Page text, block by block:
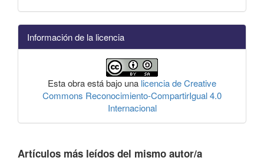
Información de la licencia
Esta obra está bajo una licencia de Creative
Commons Reconocimiento-CompartirIgual 4.0
Internacional
Artículos más leídos del mismo autor/a